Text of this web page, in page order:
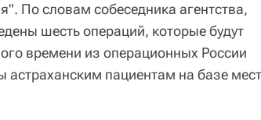
По словам собеседника агентства,
шесть операций, которые будут
времени из операционных России
астраханским пациентам на базе